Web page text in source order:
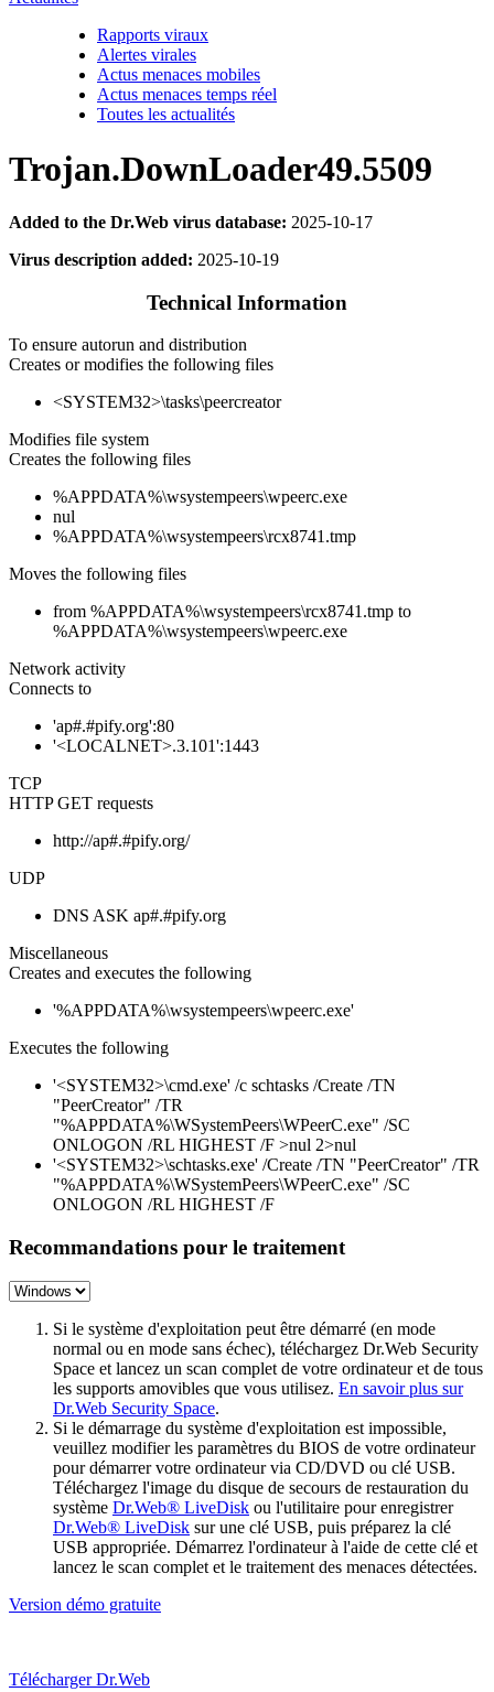
Rapports viraux
Alertes virales
Actus menaces mobiles
Actus menaces temps réel
Toutes les actualités
Trojan.DownLoader49.5509
Added to the Dr.Web virus database: 2025-10-17
Virus description added: 2025-10-19
Technical Information
To ensure autorun and distribution
Creates or modifies the following files
<SYSTEM32>\tasks\peercreator
Modifies file system
Creates the following files
%APPDATA%\wsystempeers\wpeerc.exe
nul
%APPDATA%\wsystempeers\rcx8741.tmp
Moves the following files
from %APPDATA%\wsystempeers\rcx8741.tmp to
%APPDATA%\wsystempeers\wpeerc.exe
Network activity
Connects to
'ap#.#pify.org':80
'<LOCALNET>.3.101':1443
TCP
HTTP GET requests
http://ap#.#pify.org/
UDP
DNS ASK ap#.#pify.org
Miscellaneous
Creates and executes the following
'%APPDATA%\wsystempeers\wpeerc.exe'
Executes the following
'<SYSTEM32>\cmd.exe' /c schtasks /Create /TN
"PeerCreator" /TR
"%APPDATA%\WSystemPeers\WPeerC.exe" /SC
ONLOGON /RL HIGHEST /F >nul 2>nul
'<SYSTEM32>\schtasks.exe' /Create /TN "PeerCreator" /TR
"%APPDATA%\WSystemPeers\WPeerC.exe" /SC
ONLOGON /RL HIGHEST /F
Recommandations pour le traitement
Si le système d'exploitation peut être démarré (en mode
normal ou en mode sans échec), téléchargez Dr.Web Security
Space et lancez un scan complet de votre ordinateur et de tous
les supports amovibles que vous utilisez. En savoir plus sur
Dr.Web Security Space.
Si le démarrage du système d'exploitation est impossible,
veuillez modifier les paramètres du BIOS de votre ordinateur
pour démarrer votre ordinateur via CD/DVD ou clé USB.
Téléchargez l'image du disque de secours de restauration du
système Dr.Web® LiveDisk ou l'utilitaire pour enregistrer
Dr.Web® LiveDisk sur une clé USB, puis préparez la clé
USB appropriée. Démarrez l'ordinateur à l'aide de cette clé et
lancez le scan complet et le traitement des menaces détectées.
Version démo gratuite
Télécharger Dr.Web